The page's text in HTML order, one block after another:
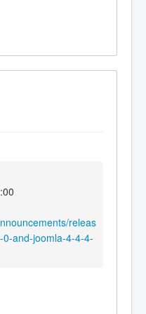
releas
and-joomla-4-4-4-